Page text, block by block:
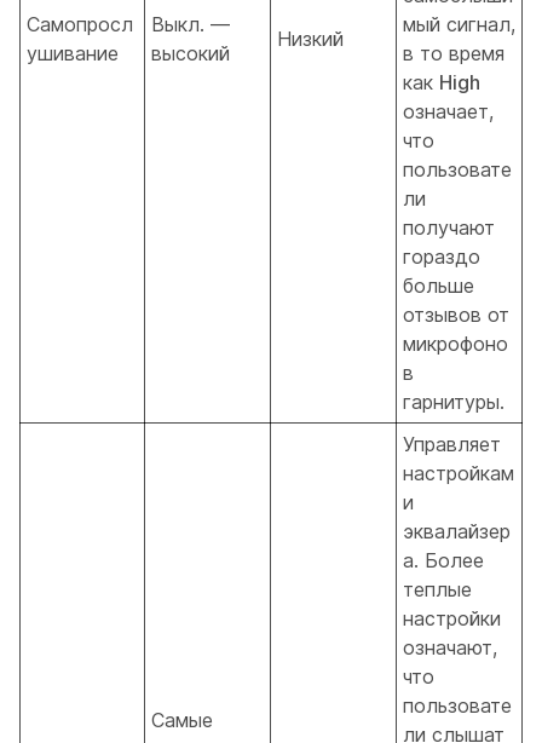
Самопросл
ушивание
Выкл. —
высокий
Низкий
мый сигнал,
в то время
как High
означает,
что
пользовате
ли
получают
гораздо
больше
отзывов от
микрофоно
в
гарнитуры.
Самые
Управляет
настройкам
и
эквалайзер
а. Более
теплые
настройки
означают,
что
пользовате
ли слышат